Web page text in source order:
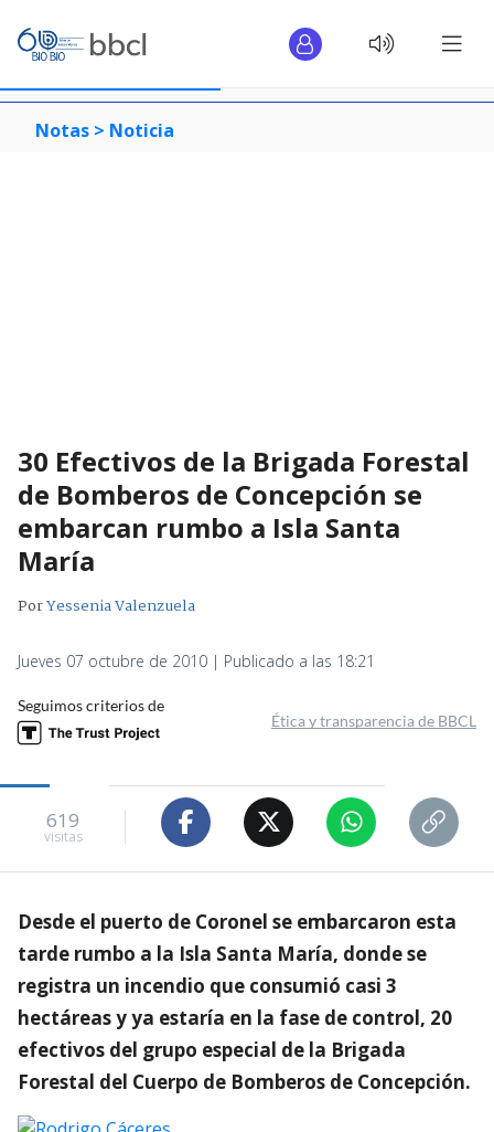
Notas > Noticia
30 Efectivos de la Brigada Forestal
de Bomberos de Concepción se
embarcan rumbo a Isla Santa
María
PorYessenia Valenzuela
Jueves 07 octubre de 2010 | Publicado a las 18:21
Seguimos criterios de
Ética y transparencia de BBCL
619
visitas
Desde el puerto de Coronel se embarcaron esta
tarde rumbo a la Isla Santa María, donde se
registra un incendio que consumió casi 3
hectáreas y ya estaría en la fase de control, 20
efectivos del grupo especial de la Brigada
Forestal del Cuerpo de Bomberos de Concepción.